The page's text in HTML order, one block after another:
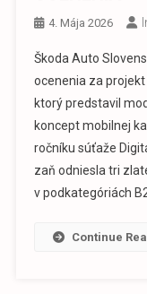
4. Mája 2026
Škoda Auto
ocenenia za projekt
ktorý predstavil
koncept mobilnej
ročníku súťaže
zaň odniesla tri
v podkategóriách
Continue